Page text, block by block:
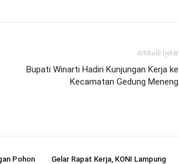
Artikulli tjetër
Bupati Winarti Hadiri Kunjungan Kerja ke
Kecamatan Gedung Meneng
Pohon
Gelar Rapat Kerja, KONI Lampung